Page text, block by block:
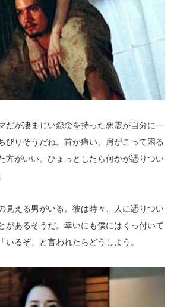
だが凄まじい怨念を持った悪霊が自分に一
びりそうだね。首が痛い、肩がこって困る
方がいい。ひょっとしたら何かが憑りつい
見える男がいる。彼は時々、人に憑りつい
があるそうだ。幸いにも僕にはくっ付いて
いるぞ」と言われたらどうしよう。